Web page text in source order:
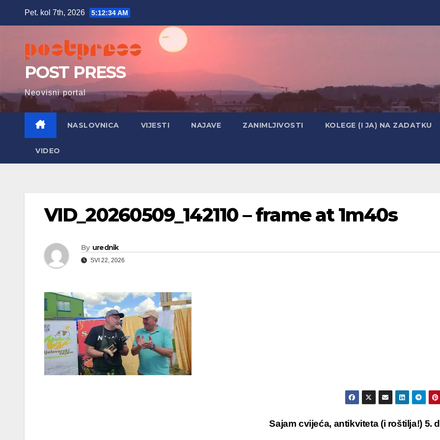
Pet. kol 7th, 2026 5:12:35 AM
POST PRESS
Neovisni portal
NASLOVNICA VIJESTI NAJAVE ZANIMLJIVOSTI KOLEGE (I JA) NA ZADATKU
VIDEO
VID_20260509_142110 – frame at 1m40s
By urednik
SVI 22, 2026
Sajam cvijeća, antikviteta (i roštilja!) 5.